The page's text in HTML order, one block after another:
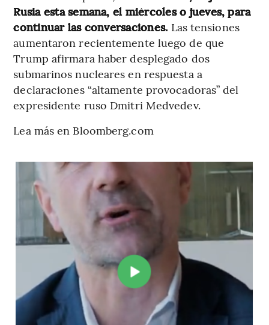
Rusia esta semana, el miércoles o jueves, para
continuar las conversaciones. Las tensiones
aumentaron recientemente luego de que
Trump afirmara haber desplegado dos
submarinos nucleares en respuesta a
declaraciones “altamente provocadoras” del
expresidente ruso Dmitri Medvedev.
Lea más en Bloomberg.com